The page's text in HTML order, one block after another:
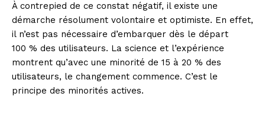
À contrepied de ce constat négatif, il existe une
démarche résolument volontaire et optimiste. En effet,
il n’est pas nécessaire d’embarquer dès le départ
100 % des utilisateurs. La science et l’expérience
montrent qu’avec une minorité de 15 à 20 % des
utilisateurs, le changement commence. C’est le
principe des minorités actives.